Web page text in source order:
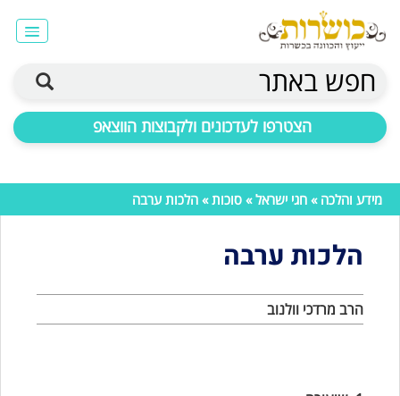
חפש באתר
הצטרפו לעדכונים ולקבוצות הווצאפ
מידע והלכה » חגי ישראל» סוכות» הלכות ערבה
הלכות ערבה
הרב מרדכי וולנוב